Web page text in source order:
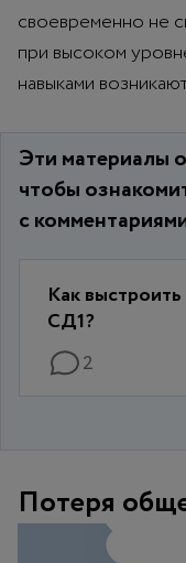
своевременно не
при высоком
навыками
Эти материалы
чтобы
с
Как
СД1?
2
Потеря